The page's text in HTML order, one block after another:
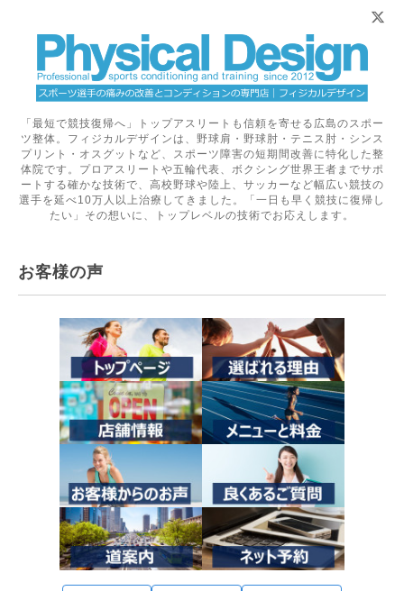
「最短で競技復帰へ」トップアスリートも信頼を寄せる広島のスポー
ツ整体。フィジカルデザインは、野球肩・野球肘・テニス肘・シンス
プリント・オスグットなど、スポーツ障害の短期間改善に特化した整
体院です。プロアスリートや五輪代表、ボクシング世界王者までサポ
ートする確かな技術で、高校野球や陸上、サッカーなど幅広い競技の
選手を延べ10万人以上治療してきました。「一日も早く競技に復帰し
たい」その想いに、トップレベルの技術でお応えします。
お客様の声